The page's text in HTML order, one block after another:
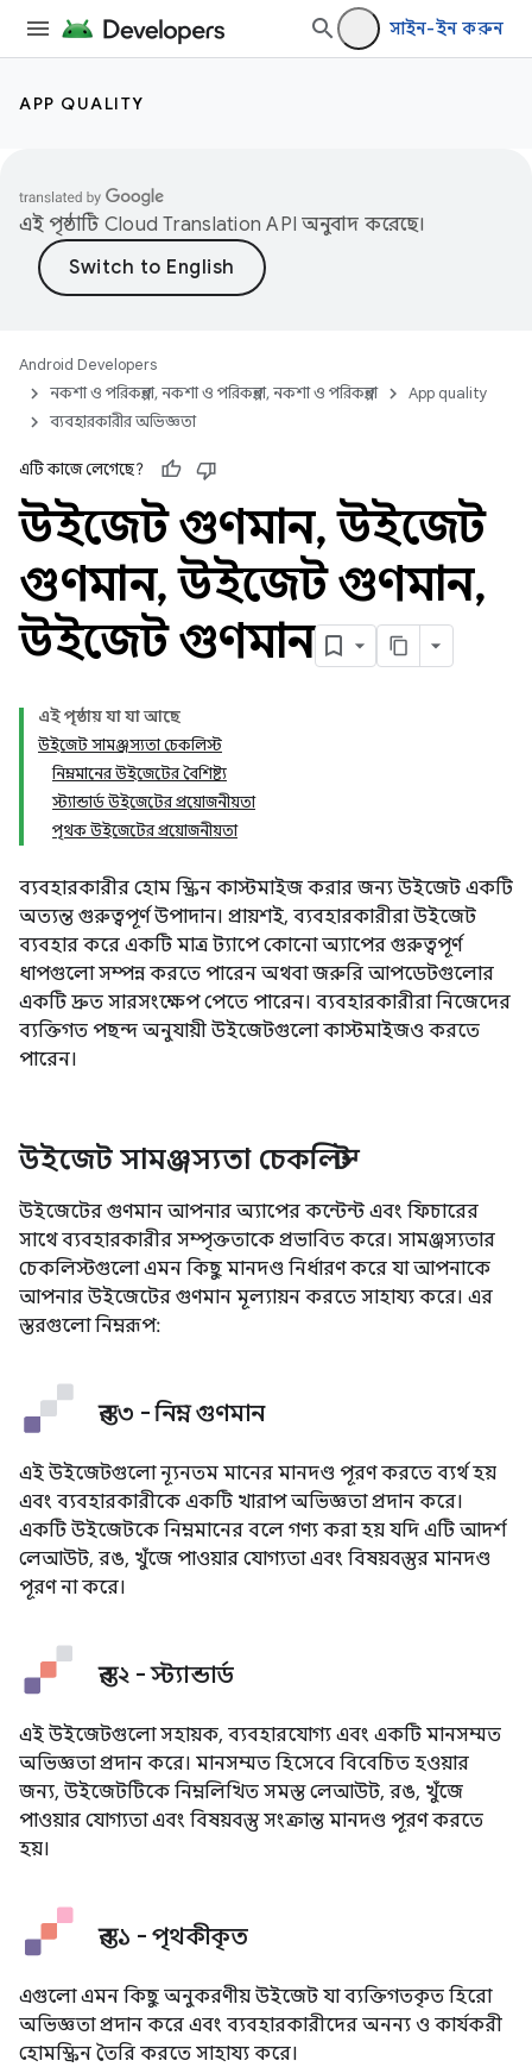
সাইন-ইন করুন
APP QUALITY
এই পৃষ্ঠাটি Cloud Translation API অনুবাদ করেছে।
Android Developers
নকশা ও পরিকল্পনা, নকশা ও পরিকল্পনা, নকশা ও পরিকল্পনা
App quality
ব্যবহারকারীর অভিজ্ঞতা
এটি কাজে লেগেছে?
উইজেট গুণমান,উইজেট
গুণমান,উইজেট গুণমান,
উইজেট গুণমান
এই পৃষ্ঠায় যা যা আছে
উইজেট সামঞ্জস্যতা চেকলিস্ট
নিম্নমানের উইজেটের বৈশিষ্ট্য
স্ট্যান্ডার্ড উইজেটের প্রয়োজনীয়তা
পৃথক উইজেটের প্রয়োজনীয়তা
ব্যবহারকারীর হোম স্ক্রিন কাস্টমাইজ করার জন্য উইজেট একটি
অত্যন্ত গুরুত্বপূর্ণ উপাদান। প্রায়শই, ব্যবহারকারীরা উইজেট
ব্যবহার করে একটি মাত্র ট্যাপে কোনো অ্যাপের গুরুত্বপূর্ণ
ধাপগুলো সম্পন্ন করতে পারেন অথবা জরুরি আপডেটগুলোর
একটি দ্রুত সারসংক্ষেপ পেতে পারেন। ব্যবহারকারীরা নিজেদের
ব্যক্তিগত পছন্দ অনুযায়ী উইজেটগুলো কাস্টমাইজও করতে
পারেন।
উইজেট সামঞ্জস্যতা চেকলিস্ট
উইজেটের গুণমান আপনার অ্যাপের কন্টেন্ট এবং ফিচারের
সাথে ব্যবহারকারীর সম্পৃক্ততাকে প্রভাবিত করে। সামঞ্জস্যতার
চেকলিস্টগুলো এমন কিছু মানদণ্ড নির্ধারণ করে যা আপনাকে
আপনার উইজেটের গুণমান মূল্যায়ন করতে সাহায্য করে। এর
স্তরগুলো নিম্নরূপ:
স্তর ৩ - নিম্ন গুণমান
এই উইজেটগুলো ন্যূনতম মানের মানদণ্ড পূরণ করতে ব্যর্থ হয়
এবং ব্যবহারকারীকে একটি খারাপ অভিজ্ঞতা প্রদান করে।
একটি উইজেটকে নিম্নমানের বলে গণ্য করা হয় যদি এটি আদর্শ
লেআউট, রঙ, খুঁজে পাওয়ার যোগ্যতা এবং বিষয়বস্তুর মানদণ্ড
পূরণ না করে।
স্তর ২ - স্ট্যান্ডার্ড
এই উইজেটগুলো সহায়ক, ব্যবহারযোগ্য এবং একটি মানসম্মত
অভিজ্ঞতা প্রদান করে। মানসম্মত হিসেবে বিবেচিত হওয়ার
জন্য, উইজেটটিকে নিম্নলিখিত সমস্ত লেআউট, রঙ, খুঁজে
পাওয়ার যোগ্যতা এবং বিষয়বস্তু সংক্রান্ত মানদণ্ড পূরণ করতে
হয়।
স্তর ১ - পৃথকীকৃত
এগুলো এমন কিছু অনুকরণীয় উইজেট যা ব্যক্তিগতকৃত হিরো
অভিজ্ঞতা প্রদান করে এবং ব্যবহারকারীদের অনন্য ও কার্যকরী
হোমস্ক্রিন তৈরি করতে সাহায্য করে।